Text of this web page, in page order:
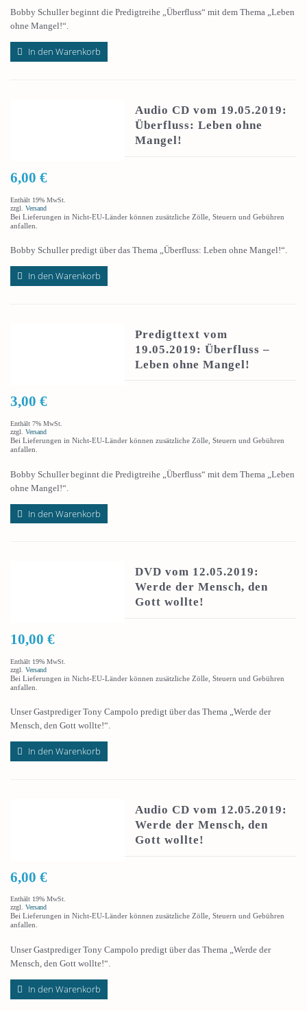
Bobby Schuller beginnt die Predigtreihe „Überfluss“ mit dem Thema „Leben
ohne Mangel!“.
In den Warenkorb
Audio CD vom 19.05.2019:
Überfluss: Leben ohne
Mangel!
6,00 €
Enthält 19% MwSt.
zzgl. Versand
Bei Lieferungen in Nicht-EU-Länder können zusätzliche Zölle, Steuern und Gebühren
anfallen.
Bobby Schuller predigt über das Thema „Überfluss: Leben ohne Mangel!“.
In den Warenkorb
Predigttext vom
19.05.2019: Überfluss –
Leben ohne Mangel!
3,00 €
Enthält 7% MwSt.
zzgl. Versand
Bei Lieferungen in Nicht-EU-Länder können zusätzliche Zölle, Steuern und Gebühren
anfallen.
Bobby Schuller beginnt die Predigtreihe „Überfluss“ mit dem Thema „Leben
ohne Mangel!“.
In den Warenkorb
DVD vom 12.05.2019:
Werde der Mensch, den
Gott wollte!
10,00 €
Enthält 19% MwSt.
zzgl. Versand
Bei Lieferungen in Nicht-EU-Länder können zusätzliche Zölle, Steuern und Gebühren
anfallen.
Unser Gastprediger Tony Campolo predigt über das Thema „Werde der
Mensch, den Gott wollte!“.
In den Warenkorb
Audio CD vom 12.05.2019:
Werde der Mensch, den
Gott wollte!
6,00 €
Enthält 19% MwSt.
zzgl. Versand
Bei Lieferungen in Nicht-EU-Länder können zusätzliche Zölle, Steuern und Gebühren
anfallen.
Unser Gastprediger Tony Campolo predigt über das Thema „Werde der
Mensch, den Gott wollte!“.
In den Warenkorb